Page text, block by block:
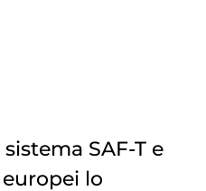
sistema SAF-T e
lo